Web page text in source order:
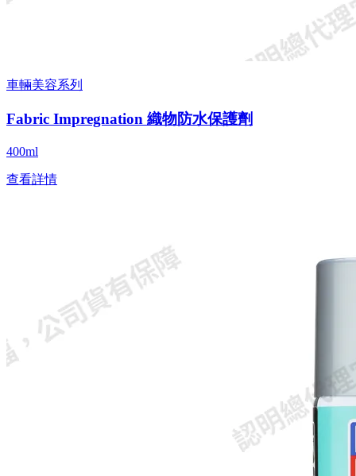
車輛美容系列
Fabric Impregnation 織物防水保護劑
400ml
查看詳情